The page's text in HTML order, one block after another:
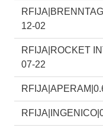
12-02
RFIJA|ROCKET
07-22